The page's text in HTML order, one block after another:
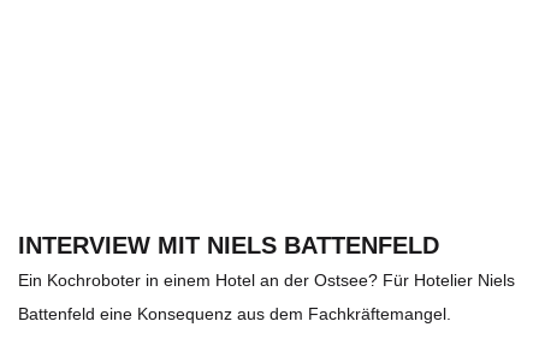
INTERVIEW MIT NIELS BATTENFELD
Ein Kochroboter in einem Hotel an der Ostsee? Für Hotelier Niels
Battenfeld eine Konsequenz aus dem Fachkräftemangel.